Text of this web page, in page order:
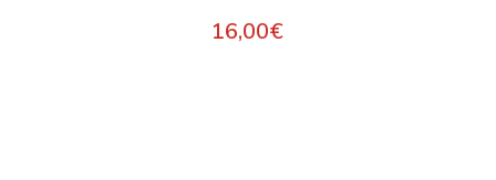
16,00€